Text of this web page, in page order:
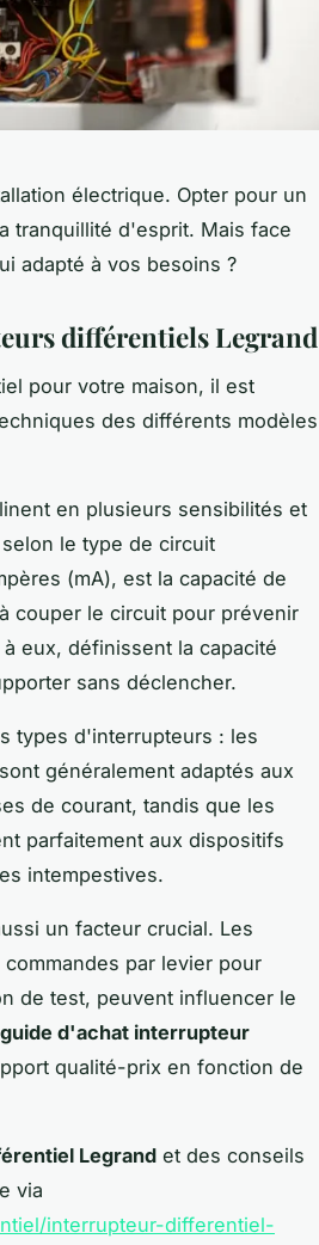
électrique. Opter pour un
tranquillité d'esprit. Mais face
adapté à vos besoins ?
différentiels Legrand
pour votre maison, il est
des différents modèles
en plusieurs sensibilités et
le type de circuit
(mA), est la capacité de
couper le circuit pour prévenir
eux, définissent la capacité
sans déclencher.
types d'interrupteurs : les
généralement adaptés aux
de courant, tandis que les
parfaitement aux dispositifs
intempestives.
un facteur crucial. Les
par levier pour
de test, peuvent influencer le
guide d'achat interrupteur
qualité-prix en fonction de
Legrand et des conseils
via
interrupteur-differentiel-